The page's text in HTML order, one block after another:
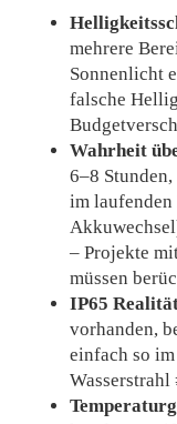
mehrere
Sonnenlicht
falsche
Wahrheit
6–8
im laufenden
– Projekte
müssen
IP65
vorhanden,
einfach so
Wasserstrahl